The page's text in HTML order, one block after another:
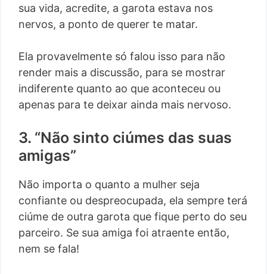
sua vida, acredite, a garota estava nos
nervos, a ponto de querer te matar.
Ela provavelmente só falou isso para não
render mais a discussão, para se mostrar
indiferente quanto ao que aconteceu ou
apenas para te deixar ainda mais nervoso.
3. “Não sinto ciúmes das suas
amigas”
Não importa o quanto a mulher seja
confiante ou despreocupada, ela sempre terá
ciúme de outra garota que fique perto do seu
parceiro. Se sua amiga foi atraente então,
nem se fala!